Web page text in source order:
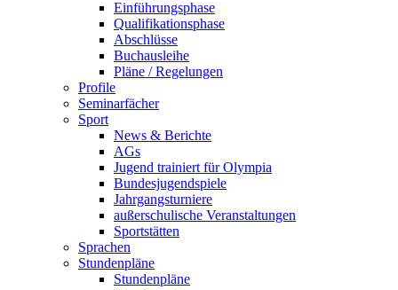
Einführungsphase
Qualifikationsphase
Abschlüsse
Buchausleihe
Pläne / Regelungen
Profile
Seminarfächer
Sport
News & Berichte
AGs
Jugend trainiert für Olympia
Bundesjugendspiele
Jahrgangsturniere
außerschulische Veranstaltungen
Sportstätten
Sprachen
Stundenpläne
Stundenpläne